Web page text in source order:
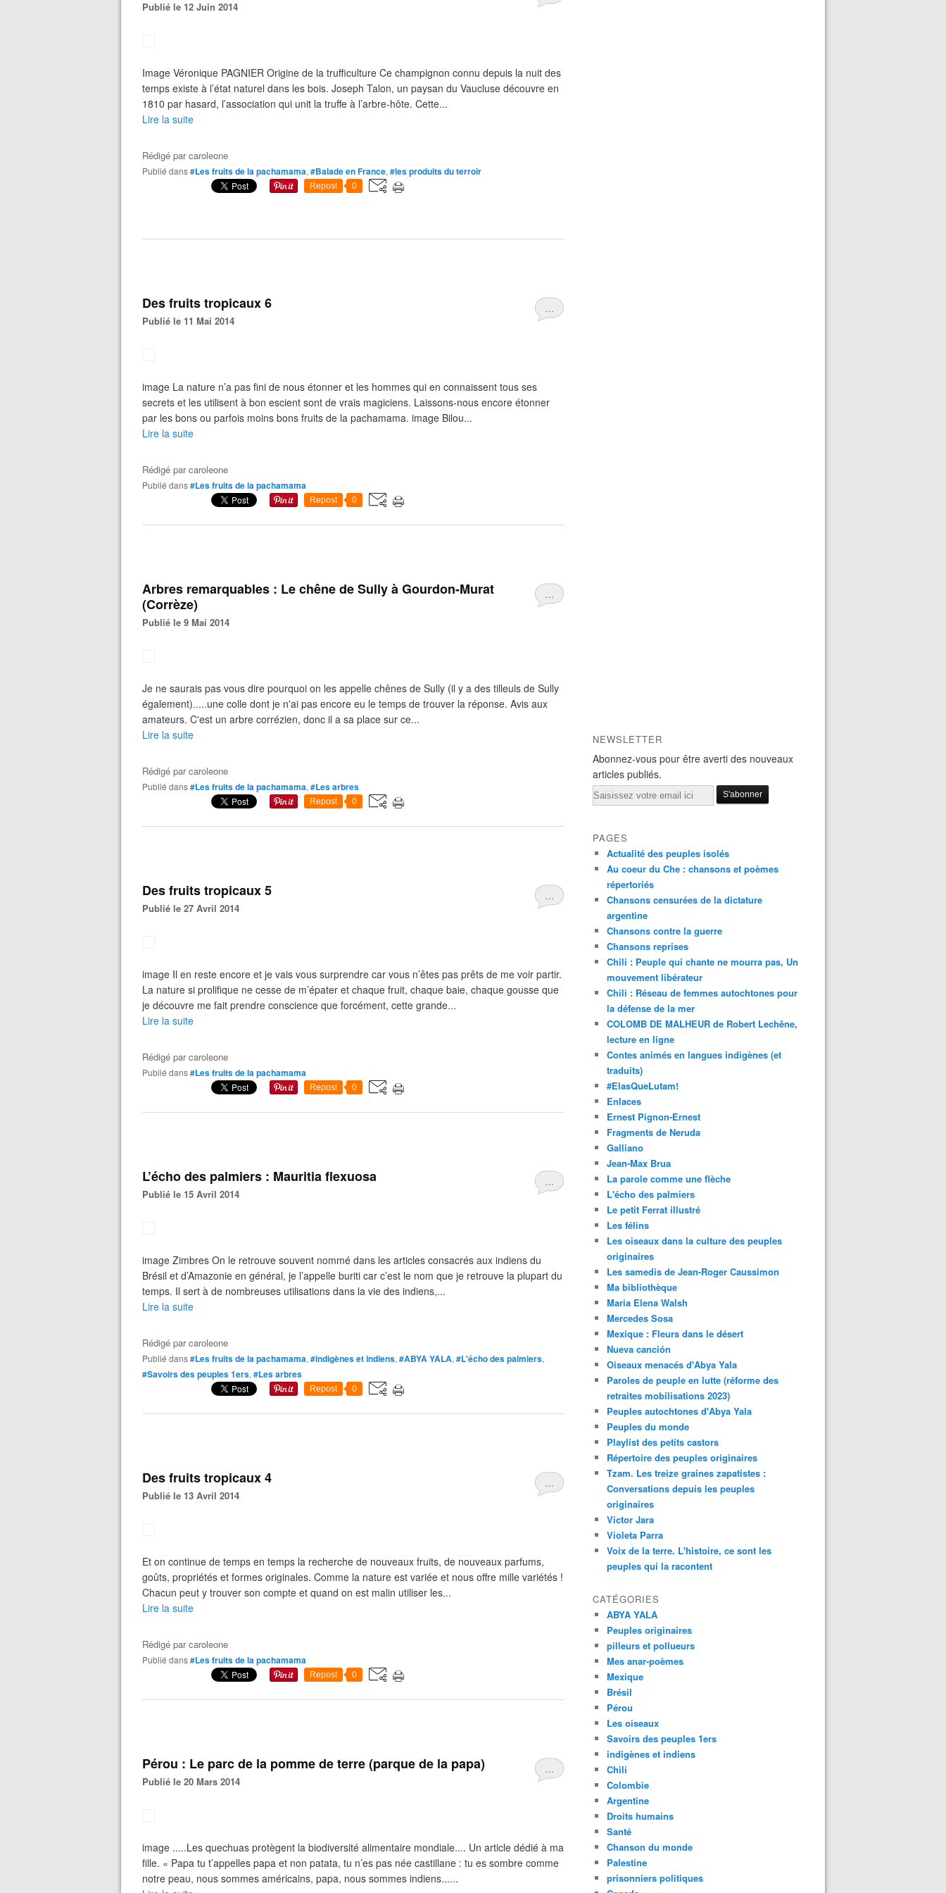
Publié le 12 Juin 2014
Image Véronique PAGNIER Origine de la trufficulture Ce champignon connu depuis la nuit des
temps existe à l’état naturel dans les bois. Joseph Talon, un paysan du Vaucluse découvre en
1810 par hasard, l’association qui unit la truffe à l’arbre-hôte. Cette...
Lire la suite
Rédigé parcaroleone
Publié dans#Les fruits de la pachamama, #Balade en France, #les produits du terroir
Repost 0
…
Des fruits tropicaux 6
Publié le 11 Mai 2014
image La nature n’a pas fini de nous étonner et les hommes qui en connaissent tous ses
secrets et les utilisent à bon escient sont de vrais magiciens. Laissons-nous encore étonner
par les bons ou parfois moins bons fruits de la pachamama. image Bilou...
Lire la suite
Rédigé parcaroleone
Publié dans#Les fruits de la pachamama
Repost 0
…
Arbres remarquables : Le chêne de Sully à Gourdon-Murat
(Corrèze)
Publié le 9 Mai 2014
Je ne saurais pas vous dire pourquoi on les appelle chênes de Sully (il y a des tilleuls de Sully
également).....une colle dont je n'ai pas encore eu le temps de trouver la réponse. Avis aux
amateurs. C'est un arbre corrézien, donc il a sa place sur ce...
Lire la suite
Rédigé parcaroleone
Publié dans#Les fruits de la pachamama, #Les arbres
Repost 0
…
Des fruits tropicaux 5
Publié le 27 Avril 2014
image Il en reste encore et je vais vous surprendre car vous n’êtes pas prêts de me voir partir.
La nature si prolifique ne cesse de m’épater et chaque fruit, chaque baie, chaque gousse que
je découvre me fait prendre conscience que forcément, cette grande...
Lire la suite
Rédigé parcaroleone
Publié dans#Les fruits de la pachamama
Repost 0
…
L’écho des palmiers : Mauritia flexuosa
Publié le 15 Avril 2014
image Zimbres On le retrouve souvent nommé dans les articles consacrés aux indiens du
Brésil et d’Amazonie en général, je l’appelle buriti car c’est le nom que je retrouve la plupart du
temps. Il sert à de nombreuses utilisations dans la vie des indiens,...
Lire la suite
Rédigé parcaroleone
Publié dans#Les fruits de la pachamama, #indigènes et indiens, #ABYA YALA, #L'écho des palmiers,
#Savoirs des peuples 1ers, #Les arbres
Repost 0
…
Des fruits tropicaux 4
Publié le 13 Avril 2014
Et on continue de temps en temps la recherche de nouveaux fruits, de nouveaux parfums,
goûts, propriétés et formes originales. Comme la nature est variée et nous offre mille variétés !
Chacun peut y trouver son compte et quand on est malin utiliser les...
Lire la suite
Rédigé parcaroleone
Publié dans#Les fruits de la pachamama
Repost 0
…
Pérou : Le parc de la pomme de terre (parque de la papa)
Publié le 20 Mars 2014
image .....Les quechuas protègent la biodiversité alimentaire mondiale.... Un article dédié à ma
fille. « Papa tu t’appelles papa et non patata, tu n’es pas née castillane : tu es sombre comme
notre peau, nous sommes américains, papa, nous sommes indiens......
NEWSLETTER
Abonnez-vous pour être averti des nouveaux
articles publiés.
Email
PAGES
Actualité des peuples isolés
Au coeur du Che : chansons et poèmes
répertoriés
Chansons censurées de la dictature
argentine
Chansons contre la guerre
Chansons reprises
Chili : Peuple qui chante ne mourra pas, Un
mouvement libérateur
Chili : Réseau de femmes autochtones pour
la défense de la mer
COLOMB DE MALHEUR de Robert Lechêne,
lecture en ligne
Contes animés en langues indigènes (et
traduits)
#ElasQueLutam!
Enlaces
Ernest Pignon-Ernest
Fragments de Neruda
Galliano
Jean-Max Brua
La parole comme une flèche
L'écho des palmiers
Le petit Ferrat illustré
Les félins
Les oiseaux dans la culture des peuples
originaires
Les samedis de Jean-Roger Caussimon
Ma bibliothèque
Maria Elena Walsh
Mercedes Sosa
Mexique : Fleurs dans le désert
Nueva canción
Oiseaux menacés d'Abya Yala
Paroles de peuple en lutte (réforme des
retraites mobilisations 2023)
Peuples autochtones d'Abya Yala
Peuples du monde
Playlist des petits castors
Répertoire des peuples originaires
Tzam. Les treize graines zapatistes :
Conversations depuis les peuples
originaires
Victor Jara
Violeta Parra
Voix de la terre. L'histoire, ce sont les
peuples qui la racontent
CATÉGORIES
ABYA YALA
Peuples originaires
pilleurs et pollueurs
Mes anar-poèmes
Mexique
Brésil
Pérou
Les oiseaux
Savoirs des peuples 1ers
indigènes et indiens
Chili
Colombie
Argentine
Droits humains
Santé
Chanson du monde
Palestine
prisonniers politiques